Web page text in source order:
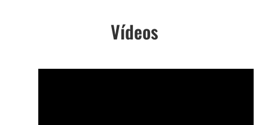
Vídeos